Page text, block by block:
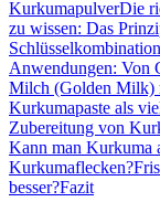
KurkumapulverDie
zu wissen: Das
Anwendungen: Von
Milch (Golden Milk)
Kurkumapaste als
Zubereitung von
Kann man Kurkuma
Kurkumaflecken?
besser?Fazit